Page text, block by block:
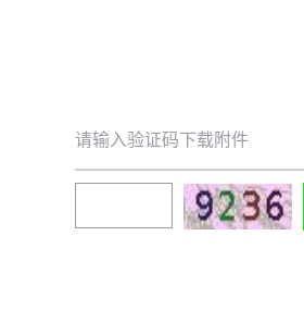
请输入验证码下载附件